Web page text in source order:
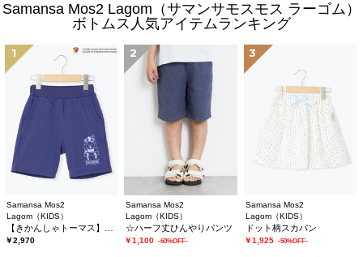
Samansa Mos2 Lagom（サマンサモスモス ラーゴム）
ボトムス人気アイテムランキング
1
Samansa Mos2
Lagom（KIDS）
￥2,970
2
Samansa Mos2
Lagom（KIDS）
☆ハーフ丈ひんやりパンツ
￥1,100 -60%OFF-
3
Samansa Mos2
Lagom（KIDS）
ドット柄スカパン
￥1,925 -50%OFF-